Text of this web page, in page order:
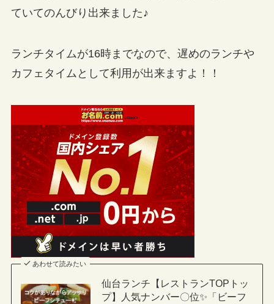
ていてのんびり出来ました♪
ランチタイムが16時までなので、遅めのランチや
カフェタイムとして利用が出来ますよ！！
あわせて読みたい
仙台ランチ【レストランTOPトッ
プ】人気ナンバー〇位✨「ビーフ